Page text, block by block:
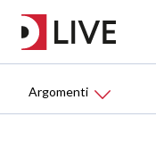
Argomenti